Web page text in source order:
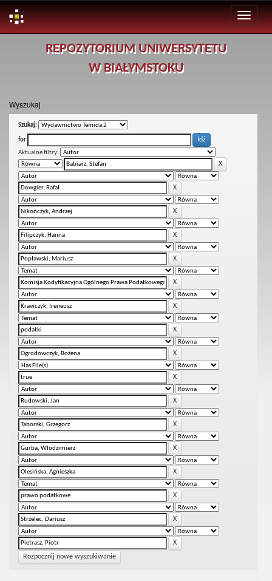
REPOZYTORIUM UNIWERSYTETU
W BIAŁYMSTOKU
Wyszukaj
Szukaj:
for
Aktualne filtry:
Rozpocznij nowe wyszukiwanie